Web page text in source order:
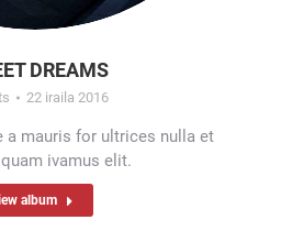
DREAMS
22 iraila 2016
a mauris for ultrices nulla et
quam ivamus elit.
album